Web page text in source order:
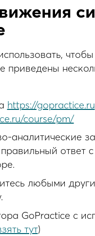
чтобы
https://gopractice.ru
course/pm/
аналитические
ответ
любыми
GoPractice с
тут)